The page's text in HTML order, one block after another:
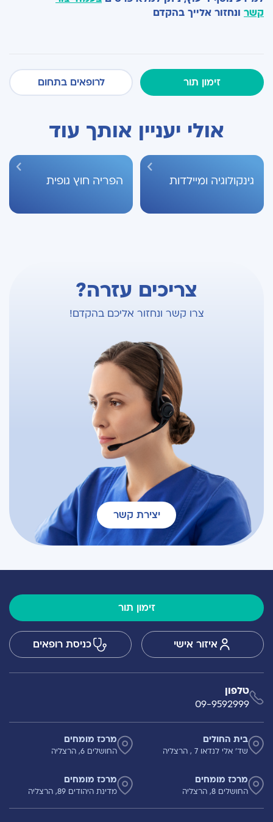
קשר ונחזור אלייך בהקדם
זימון תור לרופאים בתחום
אולי יעניין אותך עוד
גינקולוגיה ומיילדות הפריה חוץ גופית
צריכים עזרה?
צרו קשר ונחזור אליכם בהקדם!
יצירת קשר
זימון תור
איזור אישי כניסת רופאים
טלפון
09-9592999
בית החולים
שד' אלי לנדאו 7 , הרצליה
מרכז מומחים
החושלים 6, הרצליה
מרכז מומחים
החושלים 8, הרצליה
מרכז מומחים
מדינת היהודים 89, הרצליה